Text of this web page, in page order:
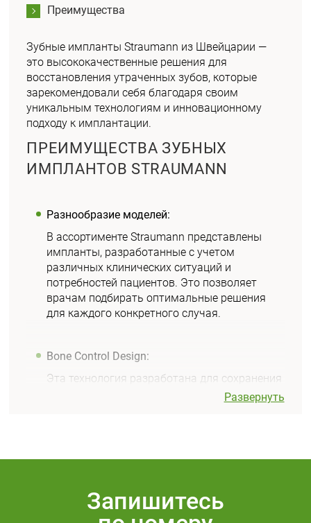
Преимущества
Зубные импланты Straumann из Швейцарии —
это высококачественные решения для
восстановления утраченных зубов, которые
зарекомендовали себя благодаря своим
уникальным технологиям и инновационному
подходу к имплантации.
ПРЕИМУЩЕСТВА ЗУБНЫХ
ИМПЛАНТОВ STRAUMANN
Разнообразие моделей:
В ассортименте Straumann представлены
импланты, разработанные с учетом
различных клинических ситуаций и
потребностей пациентов. Это позволяет
врачам подбирать оптимальные решения
для каждого конкретного случая.
Bone Control Design:
Эта технология разработана для сохранения
объема мягких тканей десен и минимизации
Сплав Roxolid:
Импланты из сплава Roxolid, состоящего из
Развернуть
Запишитесь